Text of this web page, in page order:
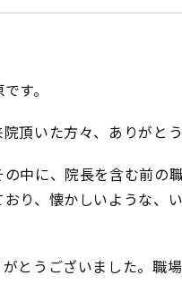
す。
頂いた方々、ありがとう
中に、院長を含む前の
り、懐かしいような、
とうございました。職